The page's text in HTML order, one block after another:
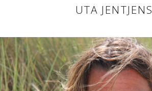
UTA JENTJENS